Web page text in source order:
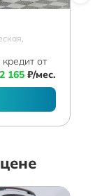
кредит от
165 ₽/мес.